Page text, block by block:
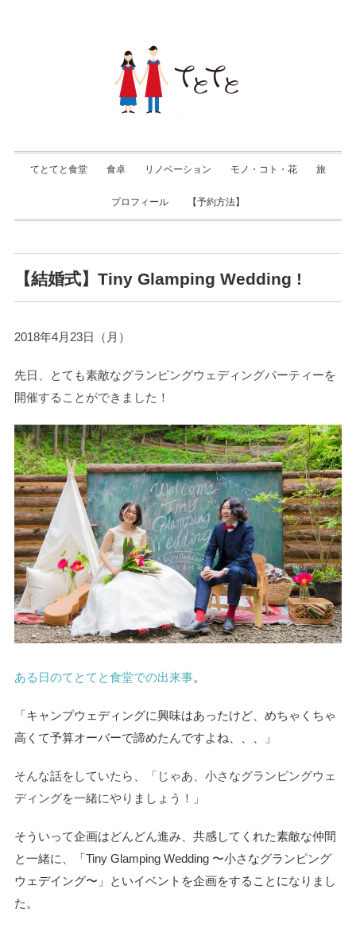
てとてと食堂 食卓 リノベーション モノ・コト・花 旅
プロフィール 【予約方法】
【結婚式】Tiny Glamping Wedding !
2018年4月23日（月）
先日、とても素敵なグランピングウェディングパーティーを
開催することができました！
ある日のてとてと食堂での出来事。
「キャンプウェディングに興味はあったけど、めちゃくちゃ
高くて予算オーバーで諦めたんですよね、、、」
そんな話をしていたら、「じゃあ、小さなグランピングウェ
ディングを一緒にやりましょう！」
そういって企画はどんどん進み、共感してくれた素敵な仲間
と一緒に、「Tiny Glamping Wedding 〜小さなグランピング
ウェデイング〜」といイベントを企画をすることになりまし
た。